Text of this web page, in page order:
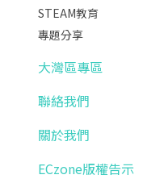
STEAM教育
專題分享
大灣區專區
聯絡我們
關於我們
ECzone版權告示